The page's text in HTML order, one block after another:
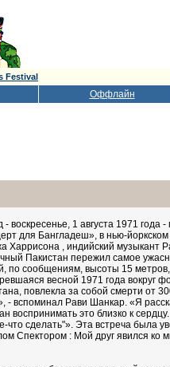
Festival
Оффлайн
- воскресенье, 1 августа 1971
для Бангладеш», в нью-
Харрисона , индийский
Пакистан пережил самое
по сообщениям, высоты 15
весной 1971 года вокруг
повлекла за собой смерти от
- вспоминал Рави Шанкар. «Я
воспринимать это близко к
что сделать"». Эта встреча была
Спектором : Мой друг явился ко